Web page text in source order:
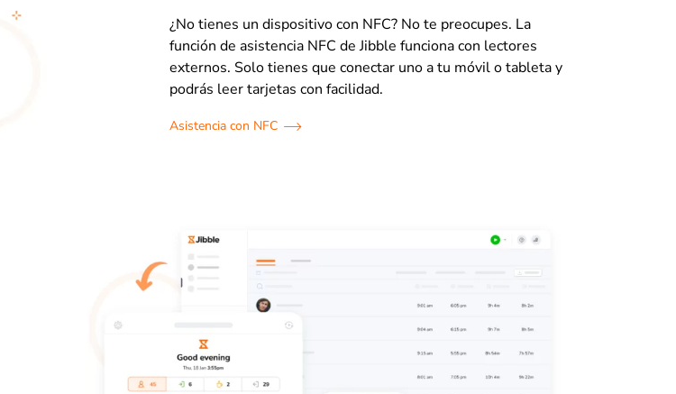
¿No tienes un dispositivo con NFC? No te preocupes. La
función de asistencia NFC de Jibble funciona con lectores
externos. Solo tienes que conectar uno a tu móvil o tableta y
podrás leer tarjetas con facilidad.
Asistencia con NFC